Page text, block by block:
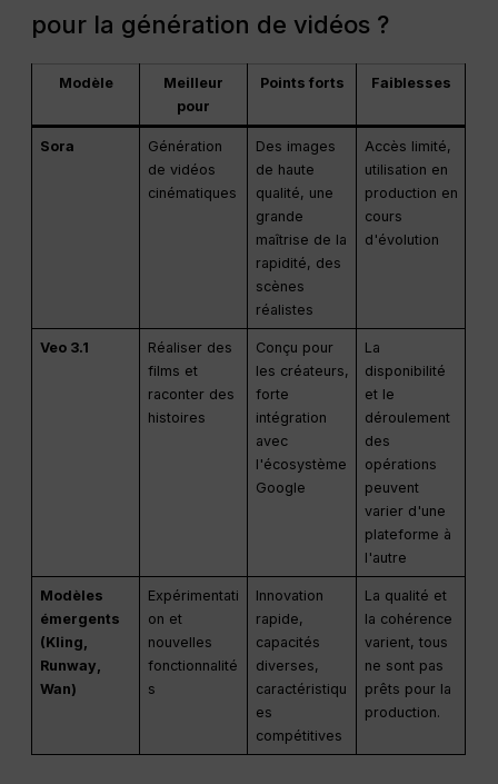
pour la génération de vidéos ?
Modèle
Meilleur
pour
Points forts Faiblesses
Sora
Génération
de vidéos
cinématiques
Des images
de haute
qualité, une
grande
maîtrise de la
rapidité, des
scènes
réalistes
Accès limité,
utilisation en
production en
cours
d'évolution
Veo 3.1
Réaliser des
films et
raconter des
histoires
Conçu pour
les créateurs,
forte
intégration
avec
l'écosystème
Google
La
disponibilité
et le
déroulement
des
opérations
peuvent
varier d'une
plateforme à
l'autre
Modèles
émergents
(Kling,
Runway,
Wan)
Expérimentati
on et
nouvelles
fonctionnalité
s
Innovation
rapide,
capacités
diverses,
caractéristiqu
es
compétitives
La qualité et
la cohérence
varient, tous
ne sont pas
prêts pour la
production.